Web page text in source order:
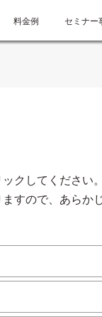
料金例 セミナー
クしてください。
すので、あらか